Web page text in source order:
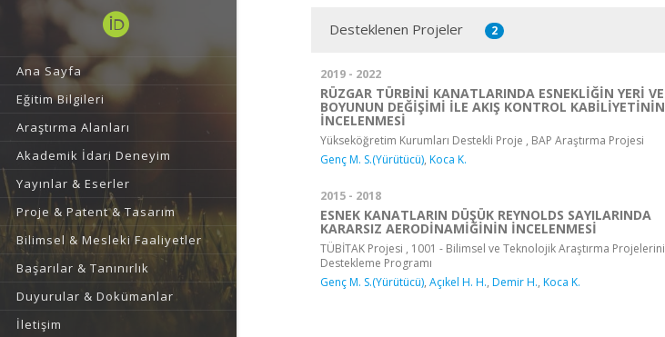
Ana Sayfa
Eğitim Bilgileri
Araştırma Alanları
Akademik İdari Deneyim
Yayınlar & Eserler
Proje & Patent & Tasarım
Bilimsel & Mesleki Faaliyetler
Başarılar & Tanınırlık
Duyurular & Dokümanlar
İletişim
Desteklenen Projeler 2
2019 - 2022
RÜZGAR TÜRBİNİ KANATLARINDA ESNEKLİĞİN YERİ VE
BOYUNUN DEĞİŞİMİ İLE AKIŞ KONTROL KABİLİYETİNİN
İNCELENMESİ
Yükseköğretim Kurumları Destekli Proje , BAP Araştırma Projesi
Genç M. S.(Yürütücü), Koca K.
2015 - 2018
ESNEK KANATLARIN DÜŞÜK REYNOLDS SAYILARINDA
KARARSIZ AERODİNAMİĞİNİN İNCELENMESİ
TÜBİTAK Projesi , 1001 - Bilimsel ve Teknolojik Araştırma Projelerini
Destekleme Programı
Genç M. S.(Yürütücü), Açıkel H. H., Demir H., Koca K.